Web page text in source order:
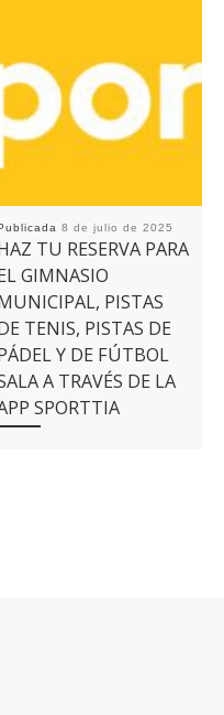
8 de julio de 2025
TU RESERVA PARA
GIMNASIO
PISTAS
TENIS, PISTAS DE
Y DE FÚTBOL
A TRAVÉS DE LA
SPORTTIA